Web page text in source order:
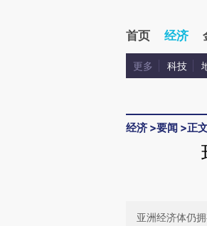
首页 经济
更多 科技
经济 >要闻 >正
亚洲经济体仍